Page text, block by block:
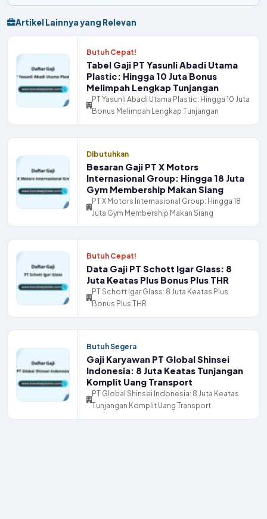
Artikel Lainnya yang Relevan
Butuh Cepat!
Tabel Gaji PT Yasunli Abadi Utama
Plastic: Hingga 10 Juta Bonus
Melimpah Lengkap Tunjangan
PT Yasunli Abadi Utama Plastic: Hingga 10 Juta
Bonus Melimpah Lengkap Tunjangan
Dibutuhkan
Besaran Gaji PT X Motors
Internasional Group: Hingga 18 Juta
Gym Membership Makan Siang
PT X Motors Internasional Group: Hingga 18
Juta Gym Membership Makan Siang
Butuh Cepat!
Data Gaji PT Schott Igar Glass: 8
Juta Keatas Plus Bonus Plus THR
PT Schott Igar Glass: 8 Juta Keatas Plus
Bonus Plus THR
Butuh Segera
Gaji Karyawan PT Global Shinsei
Indonesia: 8 Juta Keatas Tunjangan
Komplit Uang Transport
PT Global Shinsei Indonesia: 8 Juta Keatas
Tunjangan Komplit Uang Transport